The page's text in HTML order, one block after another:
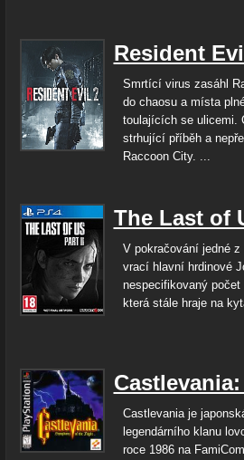
Resident
Smrtící virus zasáhl
do chaosu a místa
toulajících se ulicemi.
strhující příběh a
Raccoon City. ...
The Last of
V pokračování jedné
vrací hlavní hrdinové
nespecifikovaný
která stále hraje na
Castlevania je
legendárního klanu
roce 1986 na